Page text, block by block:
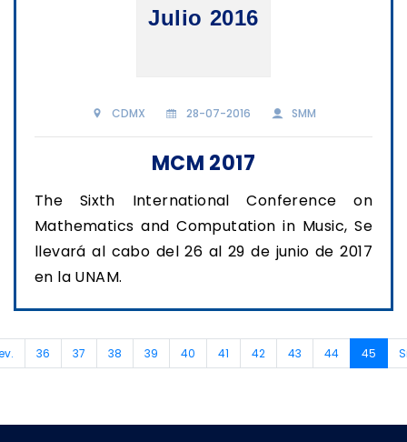
Julio 2016
CDMX 28-07-2016 SMM
MCM 2017
The Sixth International Conference on
Mathematics and Computation in Music, Se
llevará al cabo del 26 al 29 de junio de 2017
en la UNAM.
36 37 38 39 40 41 42 43 44 45